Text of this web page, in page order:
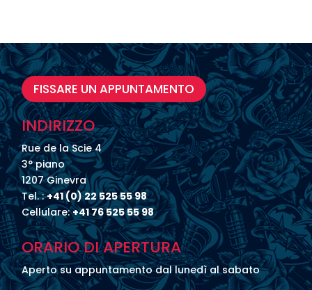
FISSARE UN APPUNTAMENTO
INDIRIZZO
Rue de la Scie 4
3° piano
1207 Ginevra
Tel. :+41 (0) 22 525 55 98
Cellulare:+41 76 525 55 98
ORARIO DI APERTURA
Aperto su appuntamento dal lunedì al sabato